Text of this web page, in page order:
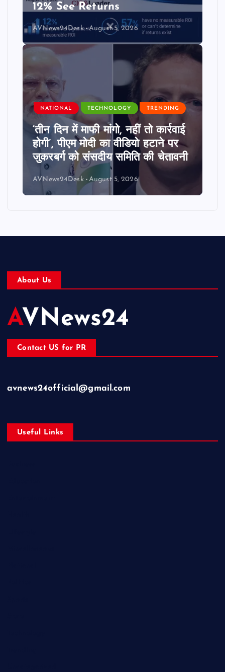
12% See Returns
AVNews24Desk August 5, 2026
NATIONAL TECHNOLOGY TRENDING
‘तीन दिन में माफी मांगो, नहीं तो कार्रवाई
होगी’, पीएम मोदी का वीडियो हटाने पर
जुकरबर्ग को संसदीय समिति की चेतावनी
AVNews24Desk August 5, 2026
About Us
AVNews24
Contact US for PR
avnews24official@gmail.com
Useful Links